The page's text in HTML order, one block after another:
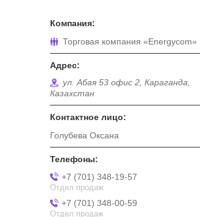
Торговая компания «Energycom»
ул. Абая 53 офис 2, Караганда,
Казахстан
Голубева Оксана
+7 (701) 348-19-57
Отдел продаж
+7 (701) 348-00-59
Отдел продаж